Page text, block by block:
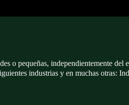
o pequeñas, independientemente del
industrias y en muchas otras: